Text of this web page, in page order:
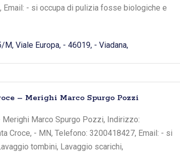
Email: - si occupa di pulizia fosse biologiche e
M, Viale Europa, - 46019, - Viadana,
– Merighi Marco Spurgo Pozzi
Marco Spurgo Pozzi, Indirizzo:
Croce, - MN, Telefono: 3200418427, Email: - si
tombini, Lavaggio scarichi,